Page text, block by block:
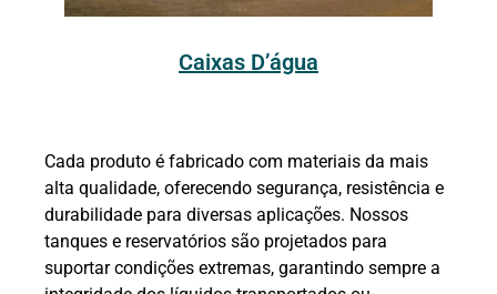
Caixas D’água
Cada produto é fabricado com materiais da mais
alta qualidade, oferecendo segurança, resistência e
durabilidade para diversas aplicações. Nossos
tanques e reservatórios são projetados para
suportar condições extremas, garantindo sempre a